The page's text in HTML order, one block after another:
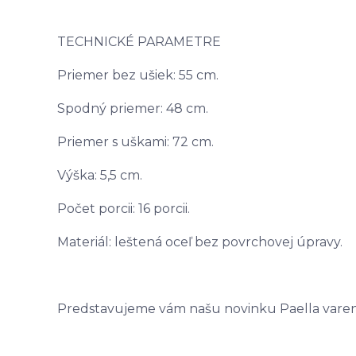
TECHNICKÉ PARAMETRE
Priemer bez ušiek: 55 cm.
Spodný priemer: 48 cm.
Priemer s uškami: 72 cm.
Výška: 5,5 cm.
Počet porcii: 16 porcii.
Materiál: leštená oceľ bez povrchovej úpravy.
Predstavujeme vám našu novinku Paella